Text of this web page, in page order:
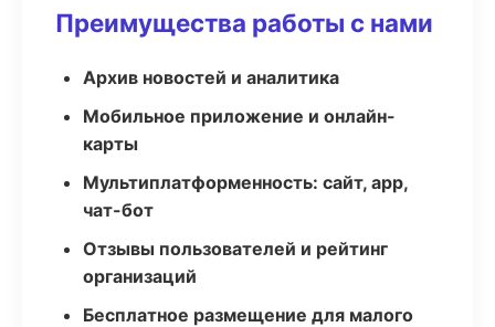
Преимущества работы с нами
Архив новостей и аналитика
Мобильное приложение и онлайн-
карты
Мультиплатформенность: сайт, app,
чат-бот
Отзывы пользователей и рейтинг
организаций
Бесплатное размещение для малого